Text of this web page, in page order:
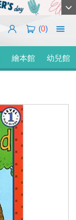
(0)
繪本館 幼兒館